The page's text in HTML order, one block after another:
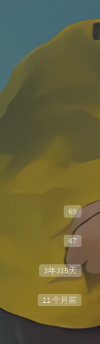
69
47
3年315天
11 个月前